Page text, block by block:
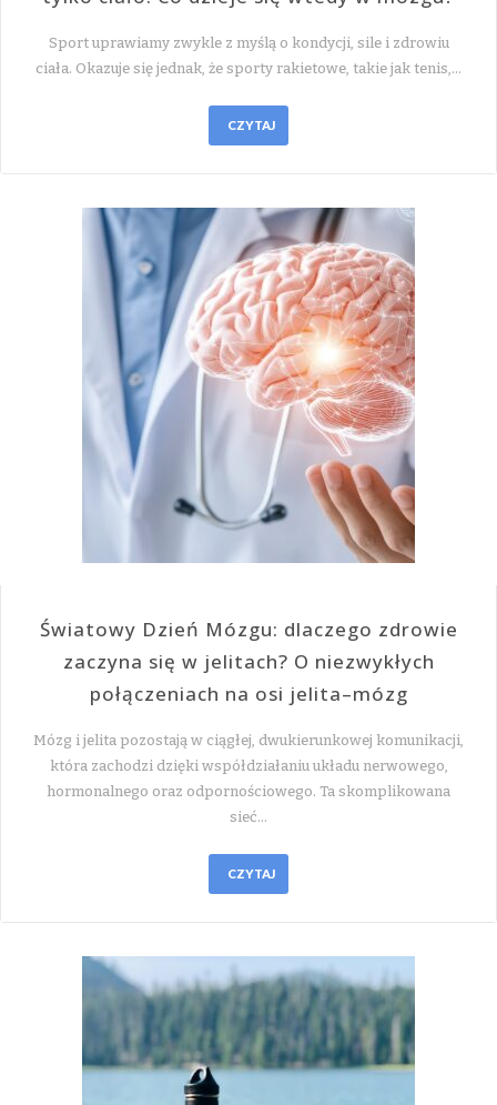
Sport uprawiamy zwykle z myślą o kondycji, sile i zdrowiu
ciała. Okazuje się jednak, że sporty rakietowe, takie jak tenis,…
CZYTAJ
Światowy Dzień Mózgu: dlaczego zdrowie
zaczyna się w jelitach? O niezwykłych
połączeniach na osi jelita–mózg
Mózg i jelita pozostają w ciągłej, dwukierunkowej komunikacji,
która zachodzi dzięki współdziałaniu układu nerwowego,
hormonalnego oraz odpornościowego. Ta skomplikowana
sieć…
CZYTAJ